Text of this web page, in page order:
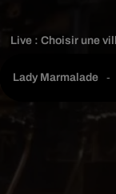
Live :Choisir une
Lady Marmalade -